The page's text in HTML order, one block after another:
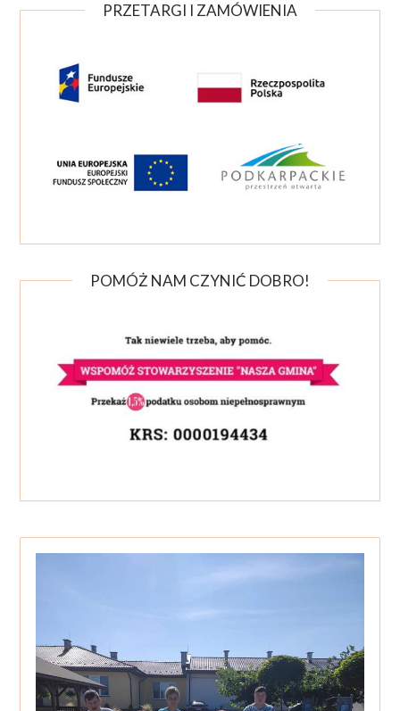
PRZETARGI I ZAMÓWIENIA
POMÓŻ NAM CZYNIĆ DOBRO!